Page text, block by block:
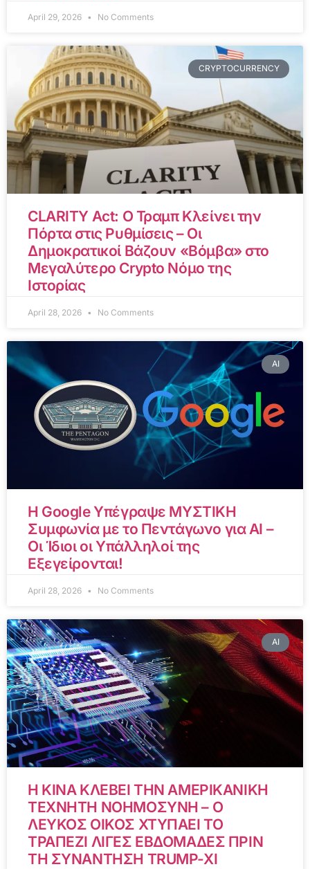
April 29, 2026 No Comments
CRYPTOCURRENCY
CLARITY Act: Ο Τραμπ Κλείνει την
Πόρτα στις Ρυθμίσεις – Οι
Δημοκρατικοί Βάζουν «Βόμβα» στο
Μεγαλύτερο Crypto Νόμο της
Ιστορίας
April 28, 2026 No Comments
AI
Η Google Υπέγραψε ΜΥΣΤΙΚΗ
Συμφωνία με το Πεντάγωνο για AI –
Οι Ίδιοι οι Υπάλληλοί της
Εξεγείρονται!
April 28, 2026 No Comments
AI
Η ΚΙΝΑ ΚΛΕΒΕΙ ΤΗΝ ΑΜΕΡΙΚΑΝΙΚΗ
ΤΕΧΝΗΤΗ ΝΟΗΜΟΣΥΝΗ – Ο
ΛΕΥΚΟΣ ΟΙΚΟΣ ΧΤΥΠΑΕΙ ΤΟ
ΤΡΑΠΕΖΙ ΛΙΓΕΣ ΕΒΔΟΜΑΔΕΣ ΠΡΙΝ
ΤΗ ΣΥΝΑΝΤΗΣΗ TRUMP-XI